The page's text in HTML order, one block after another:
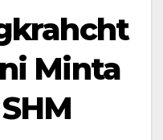
Minta